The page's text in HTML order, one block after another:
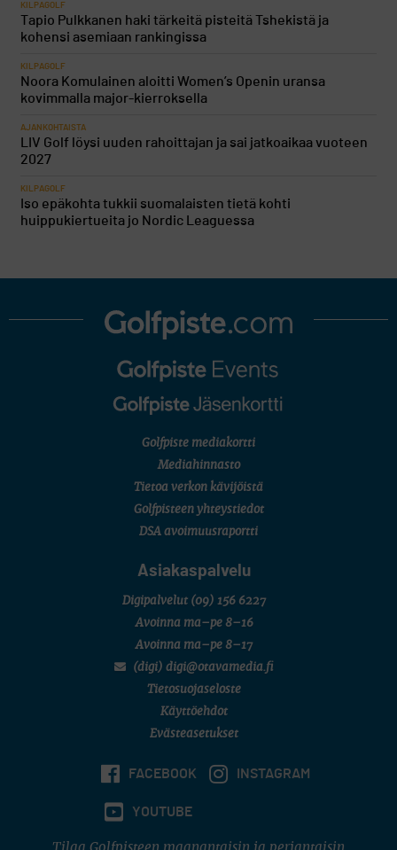
KILPAGOLF
Tapio Pulkkanen haki tärkeitä pisteitä Tshekistä ja
kohensi asemiaan rankingissa
KILPAGOLF
Noora Komulainen aloitti Women’s Openin uransa
kovimmalla major-kierroksella
AJANKOHTAISTA
LIV Golf löysi uuden rahoittajan ja sai jatkoaikaa vuoteen
2027
KILPAGOLF
Iso epäkohta tukkii suomalaisten tietä kohti
huippukiertueita jo Nordic Leaguessa
Golfpiste mediakortti
Mediahinnasto
Tietoa verkon kävijöistä
Golfpisteen yhteystiedot
DSA avoimuusraportti
Asiakaspalvelu
Digipalvelut (09) 156 6227
Avoinna ma–pe 8–16
Avoinna ma–pe 8–17
(digi) digi@otavamedia.fi
Tietosuojaseloste
Käyttöehdot
Evästeasetukset
FACEBOOK INSTAGRAM
YOUTUBE